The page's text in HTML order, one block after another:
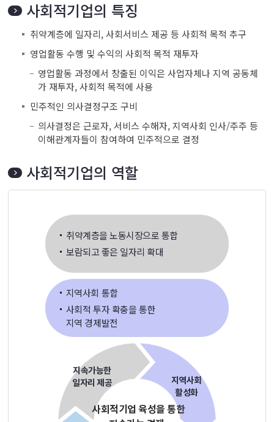
사회적기업의 특징
취약계층에 일자리, 사회서비스 제공 등 사회적 목적 추구
영업활동 수행 및 수익의 사회적 목적 재투자
영업활동 과정에서 창출된 이익은 사업자체나 지역 공동체
가 재투자, 사회적 목적에 사용
민주적인 의사결정구조 구비
의사결정은 근로자, 서비스 수해자, 지역사회 인사/주주 등
이해관계자들이 참여하여 민주적으로 결정
사회적기업의 역할
사회적기업 육성을 통한
지속가능한
일자리 제공
취약계층을 노동시장으로 통합
보람되고 좋은 일자리 확대
지역사회
활성화
지역사회 통합
사회적 투자 확충을 통한
지역 경제발전